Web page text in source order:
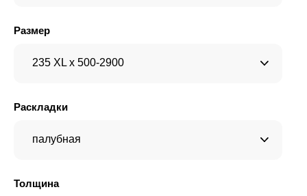
Размер
235 XL x 500-2900
Раскладки
палубная
Толщина